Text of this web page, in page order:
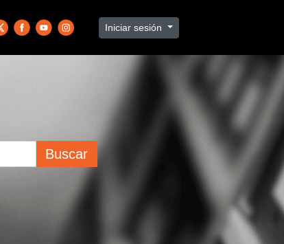
Iniciar sesión
Buscar